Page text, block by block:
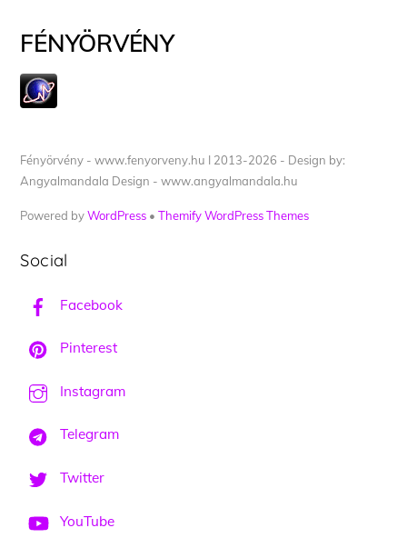
FÉNYÖRVÉNY
Fényörvény - www.fenyorveny.hu I 2013-2026 - Design by:
Angyalmandala Design - www.angyalmandala.hu
Powered byWordPress •Themify WordPress Themes
Social
Facebook
Pinterest
Instagram
Telegram
Twitter
YouTube